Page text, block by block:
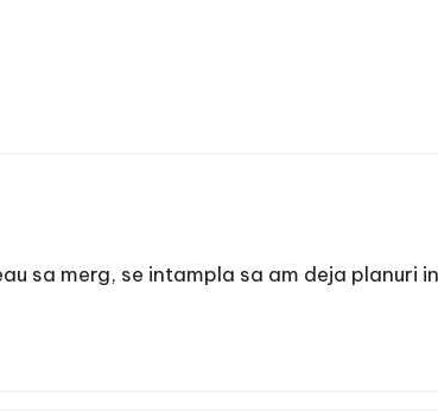
sa merg, se intampla sa am deja planuri